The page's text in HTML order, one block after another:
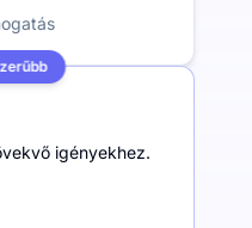
igényekhez.